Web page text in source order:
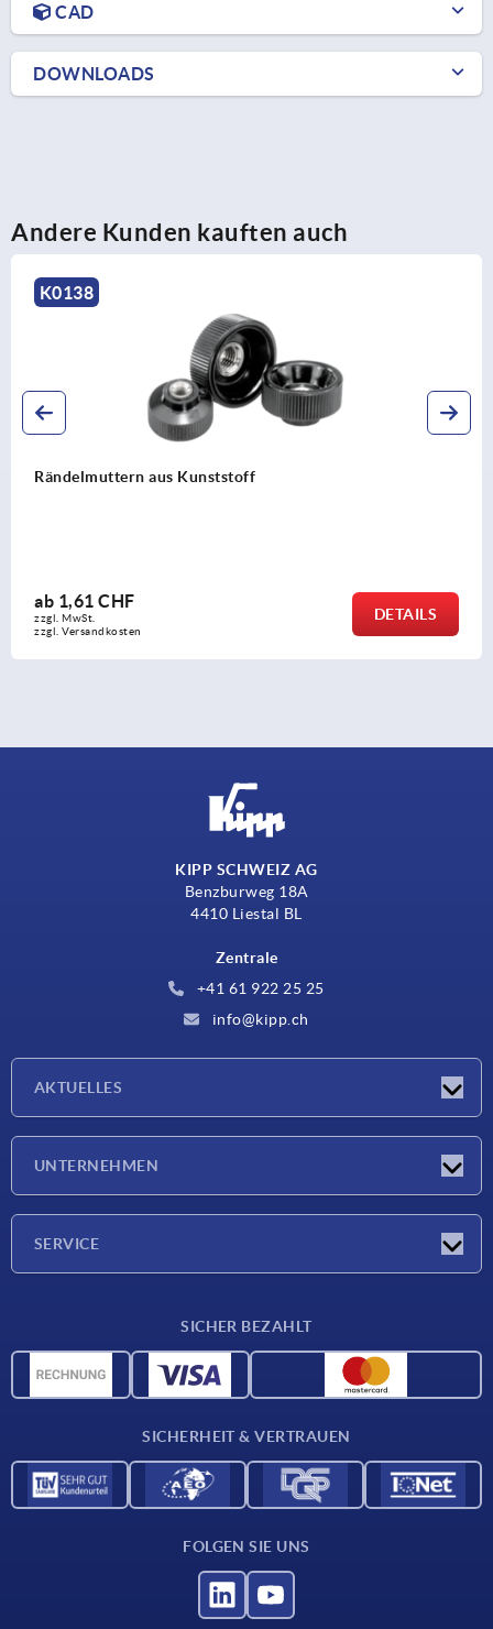
CAD
DOWNLOADS
Andere Kunden kauften auch
K0142
Rändelknöpfe
ab 0,69 CHF
zzgl. MwSt.
zzgl. Versandkosten
DETAILS
KIPP SCHWEIZ AG
Benzburweg 18A
4410 Liestal BL
Zentrale
+41 61 922 25 25
info@kipp.ch
AKTUELLES
UNTERNEHMEN
SERVICE
CAD-Daten
SICHER BEZAHLT
SICHERHEIT & VERTRAUEN
FOLGEN SIE UNS